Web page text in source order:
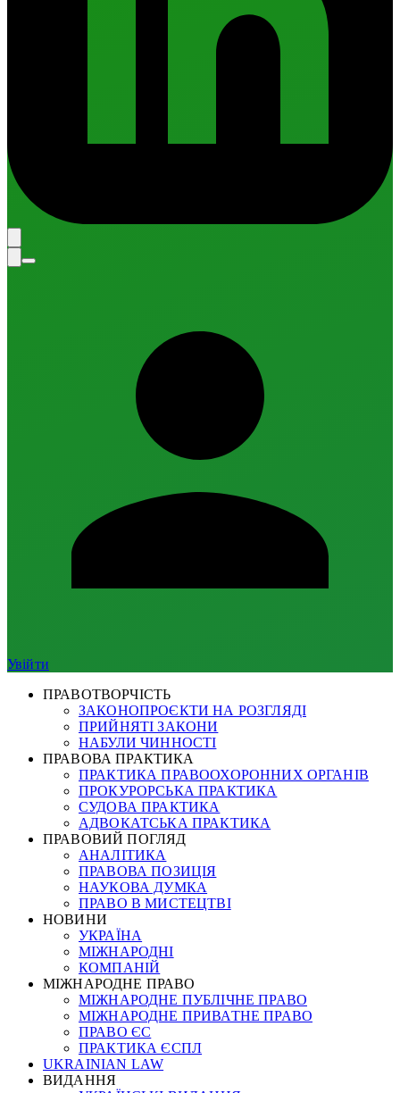
Увійти
ПРАВОТВОРЧІСТЬ
ЗАКОНОПРОЄКТИ НА РОЗГЛЯДІ
ПРИЙНЯТІ ЗАКОНИ
НАБУЛИ ЧИННОСТІ
ПРАВОВА ПРАКТИКА
ПРАКТИКА ПРАВООХОРОННИХ ОРГАНІВ
ПРОКУРОРСЬКА ПРАКТИКА
СУДОВА ПРАКТИКА
АДВОКАТСЬКА ПРАКТИКА
ПРАВОВИЙ ПОГЛЯД
АНАЛІТИКА
ПРАВОВА ПОЗИЦІЯ
НАУКОВА ДУМКА
ПРАВО В МИСТЕЦТВІ
НОВИНИ
УКРАЇНА
МІЖНАРОДНІ
КОМПАНІЙ
МІЖНАРОДНЕ ПРАВО
МІЖНАРОДНЕ ПУБЛІЧНЕ ПРАВО
МІЖНАРОДНЕ ПРИВАТНЕ ПРАВО
ПРАВО ЄС
ПРАКТИКА ЄСПЛ
UKRAINIAN LAW
ВИДАННЯ